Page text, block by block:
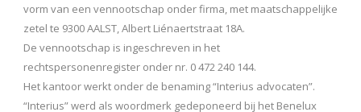
vorm van een vennootschap onder firma, met maatschappelijke
zetel te 9300 AALST, Albert Liénaertstraat 18A.
De vennootschap is ingeschreven in het
rechtspersonenregister onder nr. 0 472 240 144.
Het kantoor werkt onder de benaming “Interius advocaten”.
“Interius” werd als woordmerk gedeponeerd bij het Benelux